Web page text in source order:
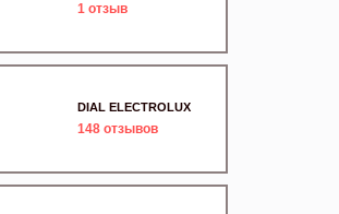
1 отзыв
DIAL ELECTROLUX
148 отзывов